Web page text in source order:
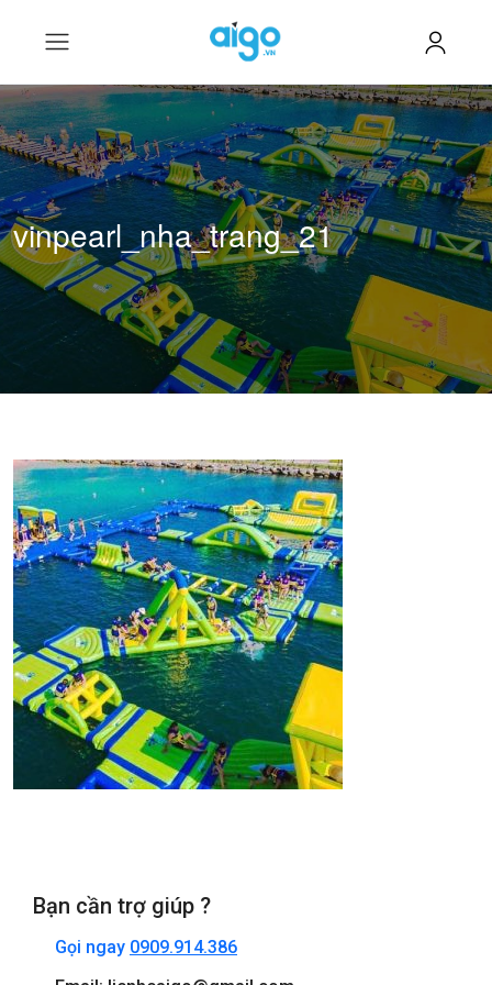
vinpearl_nha_trang_21
Bạn cần trợ giúp ?
Gọi ngay 0909.914.386